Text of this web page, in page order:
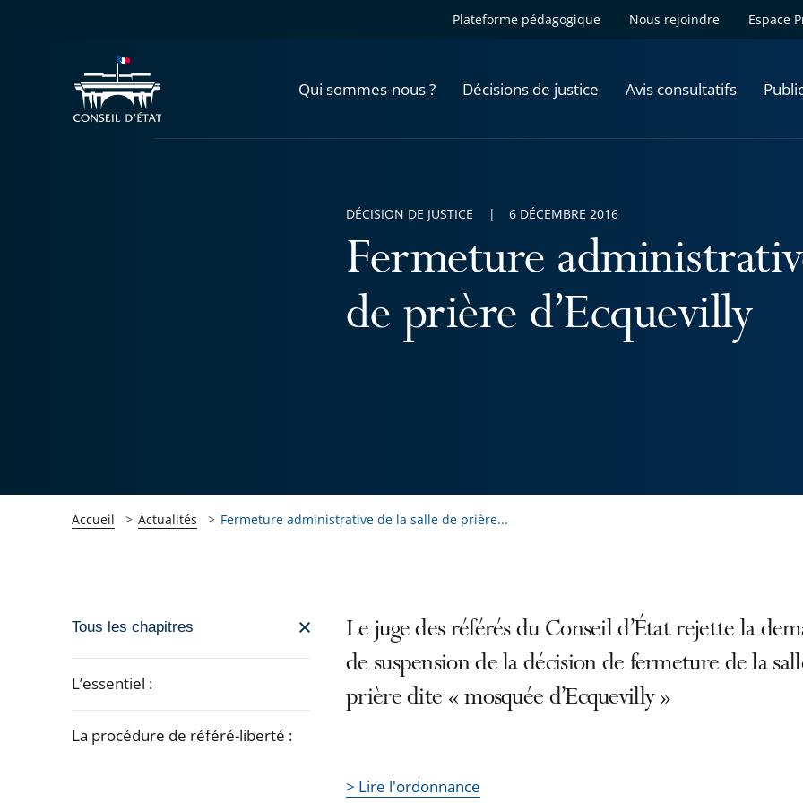
Plateforme pédagogique Nous rejoindre Espace
Qui sommes-nous ? Décisions de justice Avis consultatifs
Fermeture
de prière d’Ecquevilly
DÉCISION DE JUSTICE 6 DÉCEMBRE 2016
Accueil Actualités Fermeture administrative de la salle de prière...
Passer
navigation
l'article
pour
Tous les chapitres
L’essentiel :
La procédure de référé-liberté :
Le juge des référés du Conseil d’État rejette la
de suspension de la décision de fermeture de la
prière dite « mosquée d’Ecquevilly »
> Lire l'ordonnance